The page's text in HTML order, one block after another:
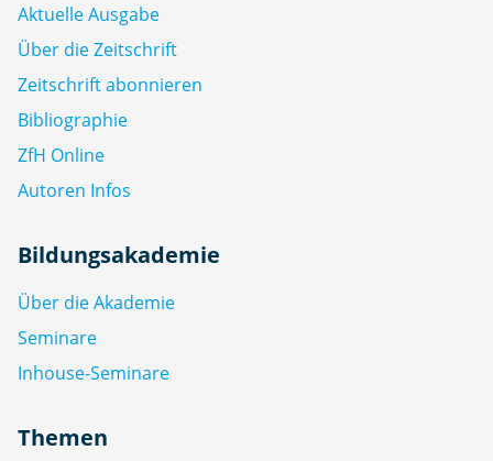
Aktuelle Ausgabe
Über die Zeitschrift
Zeitschrift abonnieren
Bibliographie
ZfH Online
Autoren Infos
Bildungsakademie
Über die Akademie
Seminare
Inhouse-Seminare
Themen